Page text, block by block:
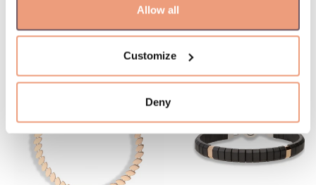
Allow all
Customize
Deny
Jums gali patikti